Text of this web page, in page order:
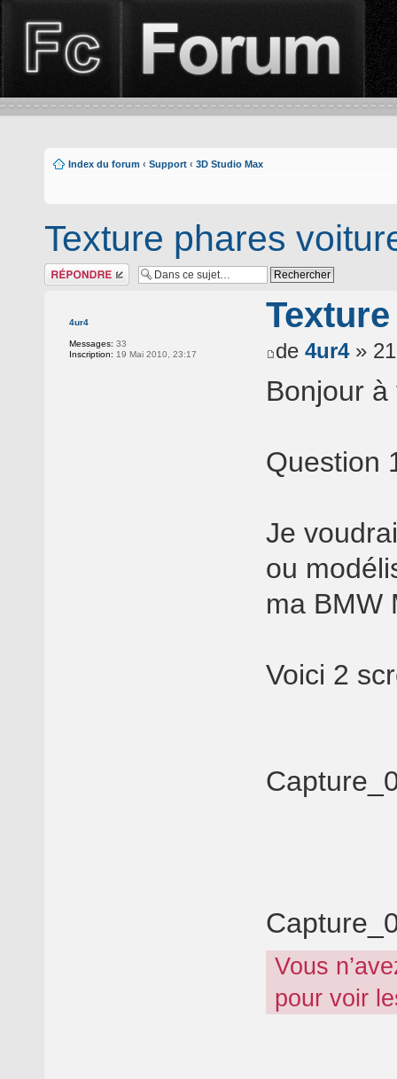
Index du forum ‹ Support ‹ 3D Studio Max
Texture phares
Répondre
4ur4
Messages: 33
Inscription: 19 Mai 2010, 23:17 de 4ur4» 21
Bonjour à
Question
Je
ou
ma BMW
Voici 2
Vous
pour voir